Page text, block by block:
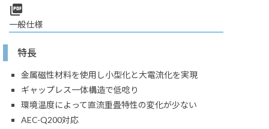
picture_as_pdf
一般仕様
特長
金属磁性材料を使用し小型化と大電流化を実現
ギャップレス一体構造で低唸り
環境温度によって直流重畳特性の変化が少ない
AEC-Q200対応